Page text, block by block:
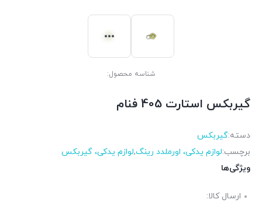
شناسه محصول:
گیربکس استارت 405 فنام
دسته:گیربکس
برچسب:لوازم یدکی، اورملدد رینگ,لوازم یدکی، گیربکس
ویژگی‌ها
ارسال کالا: